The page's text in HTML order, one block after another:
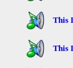
This
This